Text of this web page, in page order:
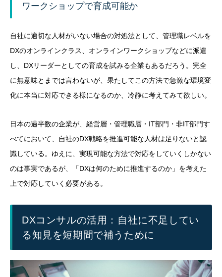
ワークショップで育成可能か
自社に適切な人材がいない場合の対処法として、管理職レベルを
DXのオンラインクラス、オンラインワークショップなどに派遣
し、DXリーダーとしての育成を試みる企業もあるだろう。完全
に無意味とまでは言わないが、果たしてこの方法で急激な環境変
化に本当に対応できる様になるのか、冷静に考えてみて欲しい。
日本の過半数の企業が、経営層・管理職層・IT部門・非IT部門す
べてにおいて、自社のDX戦略を推進可能な人材は足りないと認
識している。ゆえに、実現可能な方法で対応をしていくしかない
のは事実であるが、「DXは何のために推進するのか」を考えた
上で対応していく必要がある。
DXコンサルの活用：自社に不足してい
る知見を短期間で補うために